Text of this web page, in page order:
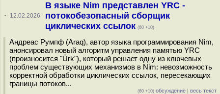
· 12.02.2026
В языке Nim представлен YRC -
потокобезопасный сборщик
циклических ссылок (60 +10)
Андреас Румпф (Araq), автор языка программирования Nim,
анонсировал новый алгоритм управления памятью YRC
(произносится "Ürk"), который решает одну из ключевых
проблем существующих механизмов в Nim: невозможность
корректной обработки циклических ссылок, пересекающих
границы потоков...
(60 +10) обсуждение | весь текст